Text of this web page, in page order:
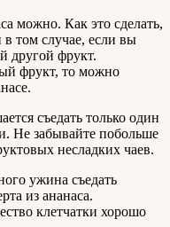
можно. Как это сделать,
том случае, если вы
другой фрукт.
фрукт, то можно
съедать только один
Не забывайте побольше
несладких чаев.
ужина съедать
из ананаса.
клетчатки хорошо